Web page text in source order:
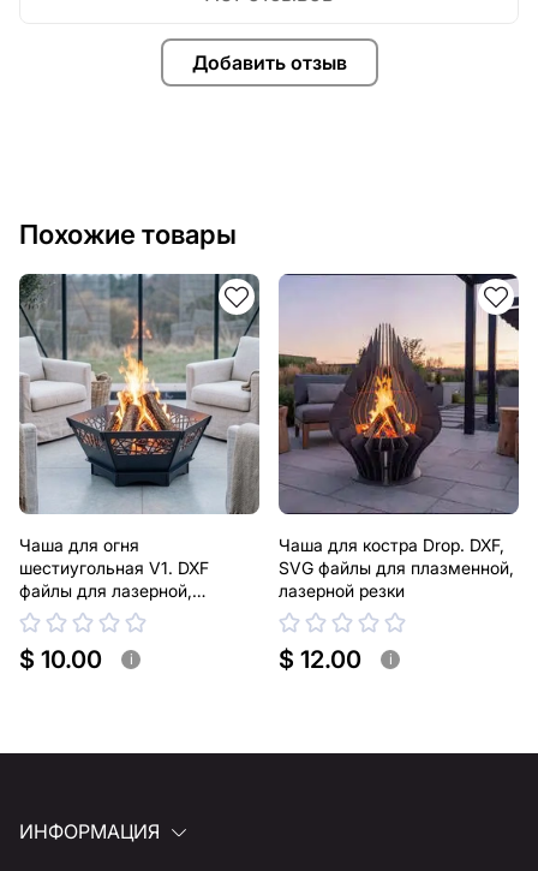
Добавить отзыв
Похожие товары
Чаша для огня
шестиугольная V1. DXF
файлы для лазерной,
плазменной резки
$ 10.00 i
Чаша для костра Drop. DXF,
SVG файлы для плазменной,
лазерной резки
$ 12.00 i
ИНФОРМАЦИЯ